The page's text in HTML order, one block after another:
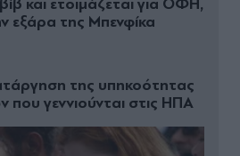
και ετοιμάζεται για ΟΦΗ,
εξάρα της Μπενφίκα
της υπηκοότητας
που γεννιούνται στις ΗΠΑ